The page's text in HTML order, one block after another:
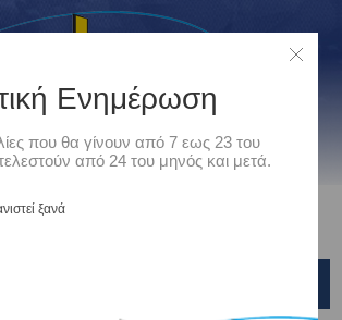
Ενημέρωση
που θα γίνουν από 7 εως 23 του
από 24 του μηνός και μετά.
ξανά